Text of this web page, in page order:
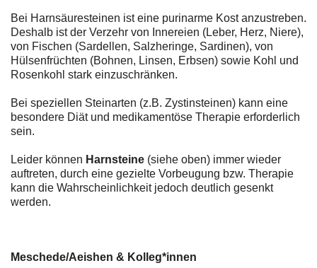
Bei Harnsäuresteinen ist eine purinarme Kost anzustreben.
Deshalb ist der Verzehr von Innereien (Leber, Herz, Niere),
von Fischen (Sardellen, Salzheringe, Sardinen), von
Hülsenfrüchten (Bohnen, Linsen, Erbsen) sowie Kohl und
Rosenkohl stark einzuschränken.
Bei speziellen Steinarten (z.B. Zystinsteinen) kann eine
besondere Diät und medikamentöse Therapie erforderlich
sein.
Leider können Harnsteine (siehe oben) immer wieder
auftreten, durch eine gezielte Vorbeugung bzw. Therapie
kann die Wahrscheinlichkeit jedoch deutlich gesenkt
werden.
Meschede/Aeishen & Kolleg*innen